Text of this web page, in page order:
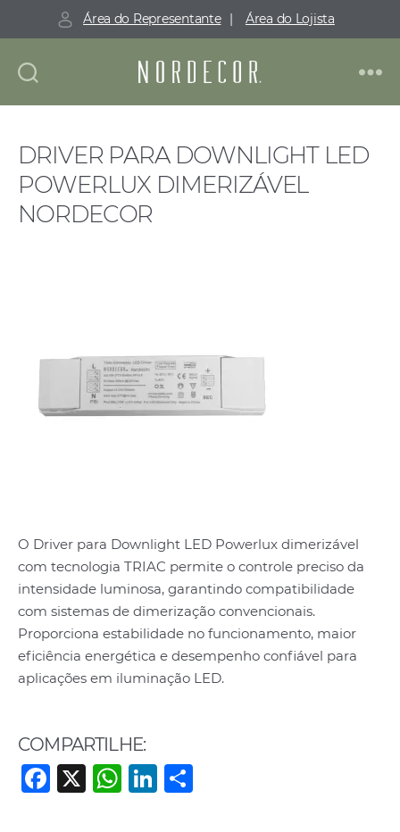
Área do Representante | Área do Lojista
Nordecor
DRIVER PARA DOWNLIGHT LED
POWERLUX DIMERIZÁVEL
NORDECOR
O Driver para Downlight LED Powerlux dimerizável
com tecnologia TRIAC permite o controle preciso da
intensidade luminosa, garantindo compatibilidade
com sistemas de dimerização convencionais.
Proporciona estabilidade no funcionamento, maior
eficiência energética e desempenho confiável para
aplicações em iluminação LED.
COMPARTILHE:
F
X
W Li